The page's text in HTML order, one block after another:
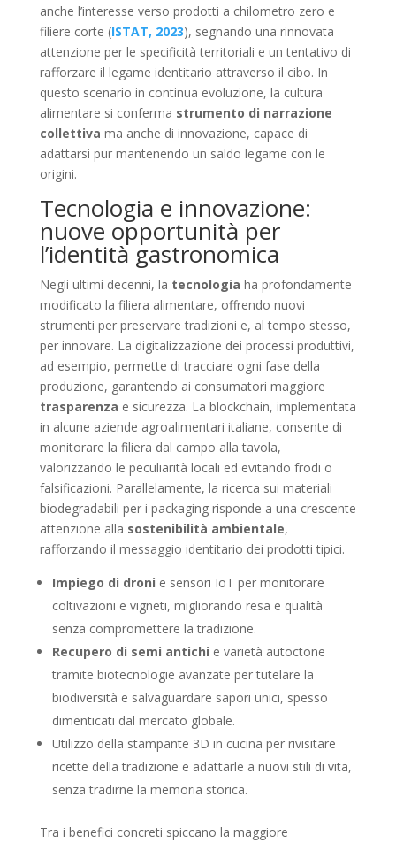
anche l’interesse verso prodotti a chilometro zero e
filiere corte (ISTAT, 2023), segnando una rinnovata
attenzione per le specificità territoriali e un tentativo di
rafforzare il legame identitario attraverso il cibo. In
questo scenario in continua evoluzione, la cultura
alimentare si conferma strumento di narrazione
collettiva ma anche di innovazione, capace di
adattarsi pur mantenendo un saldo legame con le
origini.
Tecnologia e innovazione:
nuove opportunità per
l’identità gastronomica
Negli ultimi decenni, la tecnologia ha profondamente
modificato la filiera alimentare, offrendo nuovi
strumenti per preservare tradizioni e, al tempo stesso,
per innovare. La digitalizzazione dei processi produttivi,
ad esempio, permette di tracciare ogni fase della
produzione, garantendo ai consumatori maggiore
trasparenza e sicurezza. La blockchain, implementata
in alcune aziende agroalimentari italiane, consente di
monitorare la filiera dal campo alla tavola,
valorizzando le peculiarità locali ed evitando frodi o
falsificazioni. Parallelamente, la ricerca sui materiali
biodegradabili per i packaging risponde a una crescente
attenzione alla sostenibilità ambientale,
rafforzando il messaggio identitario dei prodotti tipici.
Impiego di droni e sensori IoT per monitorare
coltivazioni e vigneti, migliorando resa e qualità
senza compromettere la tradizione.
Recupero di semi antichi e varietà autoctone
tramite biotecnologie avanzate per tutelare la
biodiversità e salvaguardare sapori unici, spesso
dimenticati dal mercato globale.
Utilizzo della stampante 3D in cucina per rivisitare
ricette della tradizione e adattarle a nuovi stili di vita,
senza tradirne la memoria storica.
Tra i benefici concreti spiccano la maggiore